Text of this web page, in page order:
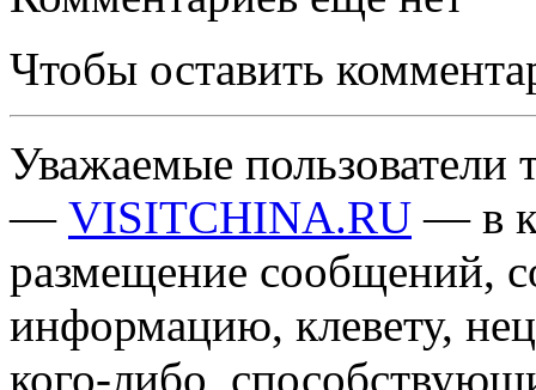
Чтобы оставить
Уважаемые пользователи
— VISITCHINA.RU — в
размещение сообщений,
информацию, клевету,
кого-либо,